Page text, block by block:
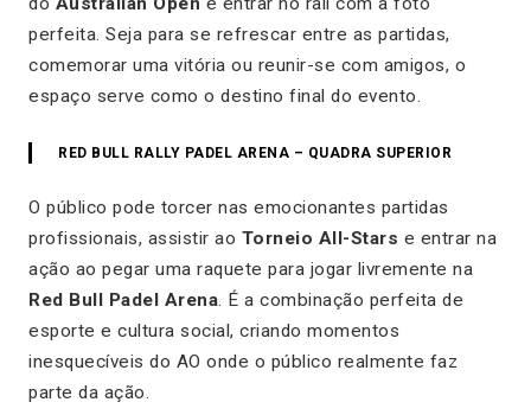
perfeita. Seja para se refrescar entre as partidas,
comemorar uma vitória ou reunir-se com amigos, o
espaço serve como o destino final do evento.
RED BULL RALLY PADEL ARENA – QUADRA SUPERIOR
O público pode torcer nas emocionantes partidas
profissionais, assistir ao Torneio All-Stars e entrar na
ação ao pegar uma raquete para jogar livremente na
Red Bull Padel Arena. É a combinação perfeita de
esporte e cultura social, criando momentos
inesquecíveis do AO onde o público realmente faz
parte da ação.